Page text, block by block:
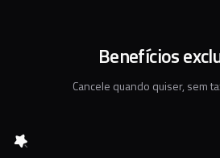
Benefícios
Cancele quando quiser, sem